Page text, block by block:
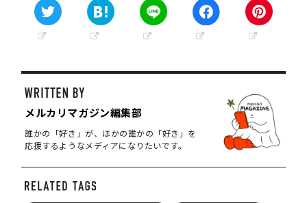
メルカリマガジン編集部
誰かの「好き」が、ほかの誰かの「好き」を
応援するようなメディアになりたいです。